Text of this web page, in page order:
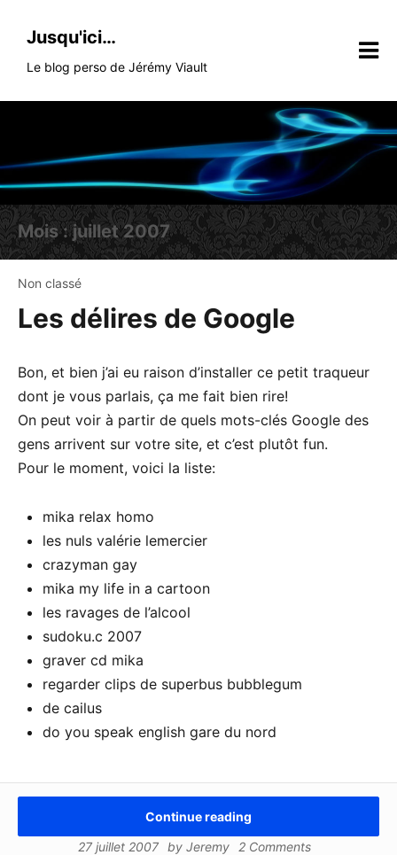
Jusqu'ici…
Le blog perso de Jérémy Viault
Mois :juillet 2007
Non classé
Les délires de Google
Bon, et bien j’ai eu raison d’installer ce petit traqueur
dont je vous parlais, ça me fait bien rire!
On peut voir à partir de quels mots-clés Google des
gens arrivent sur votre site, et c’est plutôt fun.
Pour le moment, voici la liste:
mika relax homo
les nuls valérie lemercier
crazyman gay
mika my life in a cartoon
les ravages de l’alcool
sudoku.c 2007
graver cd mika
regarder clips de superbus bubblegum
de cailus
do you speak english gare du nord
Continue reading
27 juillet 2007
by Jeremy 2 Comments